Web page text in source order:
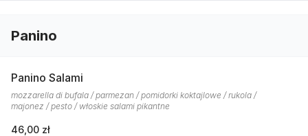
Panino
Panino Salami
mozzarella di bufala / parmezan / pomidorki koktajlowe / rukola /
majonez / pesto / włoskie salami pikantne
46,00 zł